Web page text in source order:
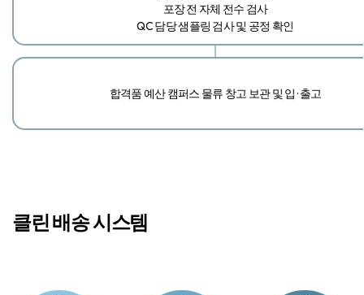
포장 전 자체 전수 검사​
QC 담당 샘플링 검사 및 공정 확인
합격품 예산 캠퍼스 물류 창고 보관 및 입 · 출고
클린 배송 시스템